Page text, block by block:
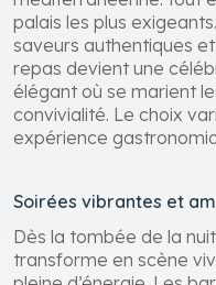
palais les plus
saveurs authentiques
repas devient une
élégant où se marient
convivialité. Le choix
expérience
Soirées vibrantes et
Dès la tombée de la
transforme en scène